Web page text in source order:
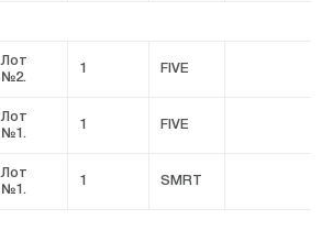
Лот
№2.
1 FIVE
Лот
№1.
1 FIVE
Лот
№1.
1 SMRT